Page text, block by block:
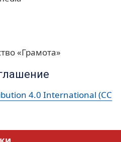
«Грамота»
4.0 International (CC